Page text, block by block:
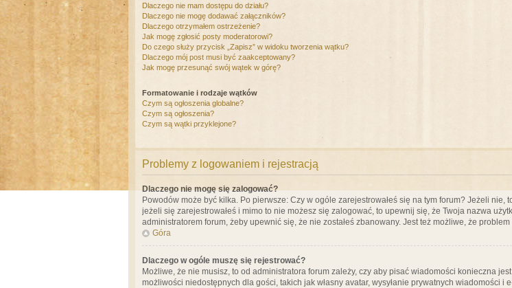
Dlaczego nie mam dostępu do działu?
Dlaczego nie mogę dodawać załączników?
Dlaczego otrzymałem ostrzeżenie?
Jak mogę zgłosić posty moderatorowi?
Do czego służy przycisk „Zapisz” w widoku tworzenia wątku?
Dlaczego mój post musi być zaakceptowany?
Jak mogę przesunąć swój wątek w górę?
Formatowanie i rodzaje wątków
Czym są ogłoszenia globalne?
Czym są ogłoszenia?
Czym są wątki przyklejone?
Problemy z logowaniem i rejestracją
Dlaczego nie mogę się zalogować?
Powodów może być kilka. Po pierwsze: Czy w ogóle zarejestrowałeś się na tym forum? Jeżeli
jeżeli się zarejestrowałeś i mimo to nie możesz się zalogować, to upewnij się, że Twoja nazwa
administratorem forum, żeby upewnić się, że nie zostałeś zbanowany. Jest też możliwe, że
Góra
Dlaczego w ogóle muszę się rejestrować?
Możliwe, że nie musisz, to od administratora forum zależy, czy aby pisać wiadomości konieczna
możliwości niedostępnych dla gości, takich jak własny avatar, wysyłanie prywatnych wiadomości